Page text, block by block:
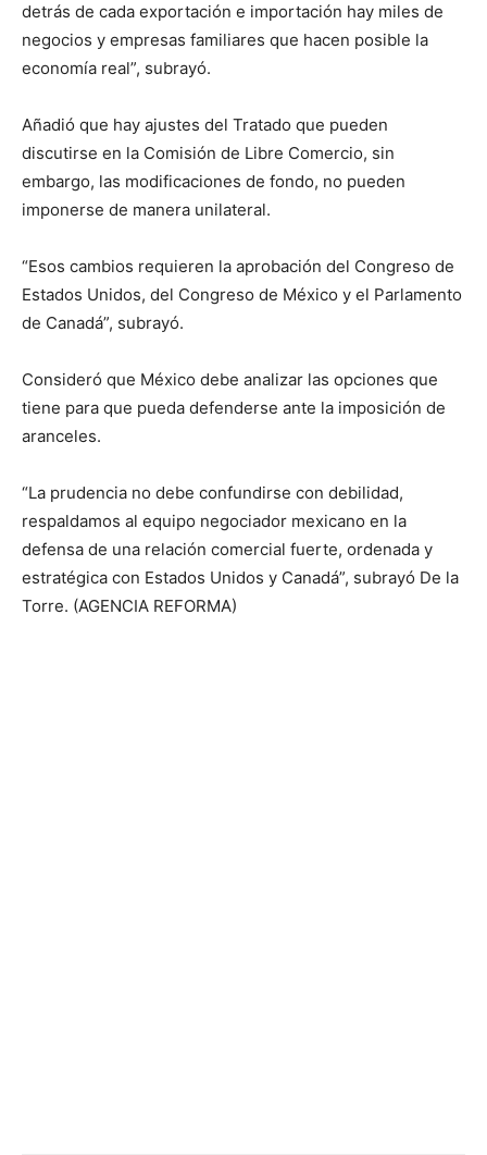
detrás de cada exportación e importación hay miles de
negocios y empresas familiares que hacen posible la
economía real”, subrayó.
Añadió que hay ajustes del Tratado que pueden
discutirse en la Comisión de Libre Comercio, sin
embargo, las modificaciones de fondo, no pueden
imponerse de manera unilateral.
“Esos cambios requieren la aprobación del Congreso de
Estados Unidos, del Congreso de México y el Parlamento
de Canadá”, subrayó.
Consideró que México debe analizar las opciones que
tiene para que pueda defenderse ante la imposición de
aranceles.
“La prudencia no debe confundirse con debilidad,
respaldamos al equipo negociador mexicano en la
defensa de una relación comercial fuerte, ordenada y
estratégica con Estados Unidos y Canadá”, subrayó De la
Torre. (AGENCIA REFORMA)